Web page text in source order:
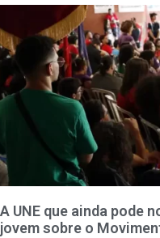
A UNE que ainda pode
jovem sobre o